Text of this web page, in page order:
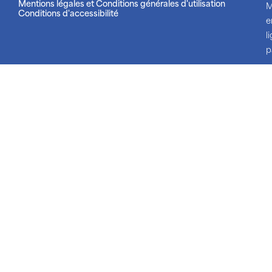
Mentions légales et Conditions générales d'utilisation
Conditions d'accessibilité